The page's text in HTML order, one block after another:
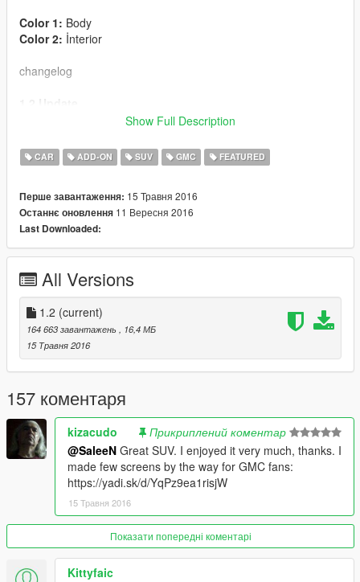
Color 1: Body
Color 2: İnterior
changelog
-Lights changed
-Interior textures changed
1.1 Update
-Added: Add-On
• Features
Steeringwheel
Dashboard
Lights Work
Breakable Glass
•Replace:Gresley
•Add-on Spawn Name:gmcyd
If you want support me you can donate or subscribe my
YOUTUBE channel.
Show Full Description
CAR ADD-ON SUV GMC FEATURED
Перше завантаження: 15 Травня 2016
Останнє оновлення 11 Вересня 2016
Last Downloaded:
All Versions
1.2 (current)
164 663 завантажень , 16,4 МБ
15 Травня 2016
157 коментаря
kizacudo
Прикриплений коментар
@SaleeN Great SUV. I enjoyed it very much, thanks. I
made few screens by the way for GMC fans:
https://yadi.sk/d/YqPz9ea1risjW
15 Травня 2016
Показати попередні коментарі
Kittyfaic